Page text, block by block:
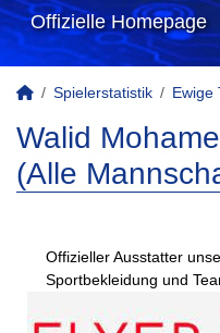
Offizielle Homepage
Spielerstatistik Ewige
Walid
(Alle
Offizieller Ausstatter
Sportbekleidung und